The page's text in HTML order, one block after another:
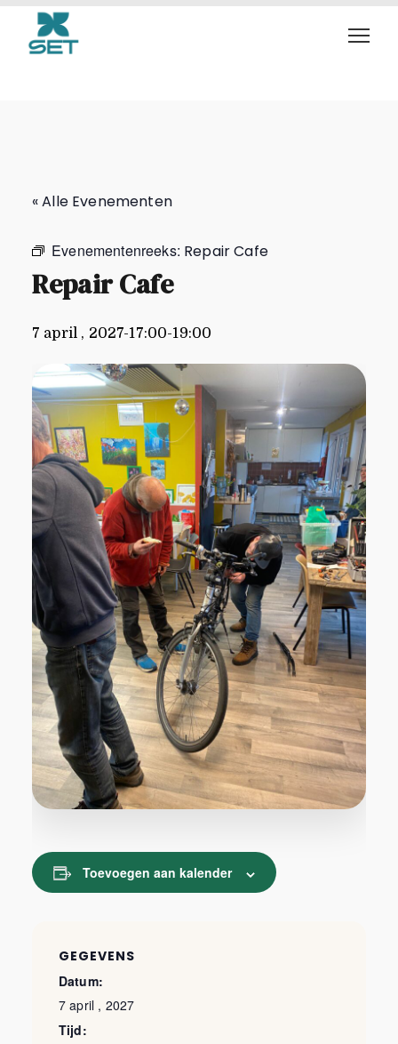
Repair Cafe
« Alle Evenementen
Evenementenreeks: Repair Cafe
Repair Cafe
7 april , 2027-17:00-19:00
Toevoegen aan kalender
GEGEVENS
Datum:
7 april , 2027
Tijd: